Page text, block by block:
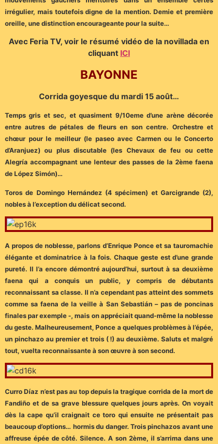
irrégulier, mais toutefois digne de la mention. Demie et première
oreille, une distinction encourageante pour la suite…
Avec Feria TV, voir le résumé vidéo de la novillada en
cliquant ICI
BAYONNE
Corrida goyesque du mardi 15 août…
Temps gris et sec, et quasiment 9/10eme d’une arène décorée
entre autres de pétales de fleurs en son centre. Orchestre et
chœur pour le meilleur (le paseo avec Carmen ou le Concerto
d’Aranjuez) ou plus discutable (les Chevaux de feu ou cette
Alegría accompagnant une lenteur des passes de la 2ème faena
de López Simón)…
Toros de Domingo Hernández (4 spécimen) et Garcigrande (2),
nobles à l’exception du délicat second.
A propos de noblesse, parlons d’Enrique Ponce et sa tauromachie
élégante et dominatrice à la fois. Chaque geste est d’une grande
pureté. Il l’a encore démontré aujourd’hui, surtout à sa deuxième
faena qui a conquis un public, y compris de débutants
reconnaissant sa classe. Il n’a cependant pas atteint des sommets
comme sa faena de la veille à San Sebastián – pas de poncinas
finales par exemple -, mais on appréciait quand-même la noblesse
du geste. Malheureusement, Ponce a quelques problèmes à l’épée,
un pinchazo au premier et trois ( !) au deuxième. Saluts et malgré
tout, vuelta reconnaissante à son œuvre à son second.
Curro Díaz n’est pas au top depuis la tragique corrida de la mort de
Fandiño et de sa grave blessure quelques jours après. On voyait
dès la cape qu’il craignait ce toro qui ensuite ne présentait pas
beaucoup d’options… hormis du danger. Trois pinchazos avant une
affreuse épée de côté. Silence. A son 2ème, il s’arrima dans une